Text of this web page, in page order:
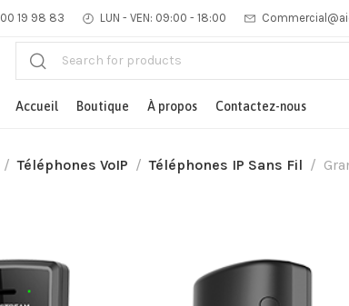
19 98 83 LUN - VEN: 09:00 - 18:00
Accueil Boutique À propos Contactez-nous
Téléphones VoIP Téléphones IP Sans Fil